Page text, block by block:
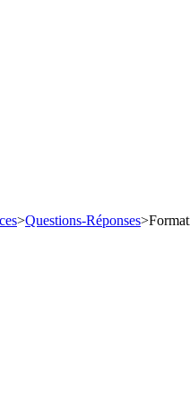
>Questions-Réponses>